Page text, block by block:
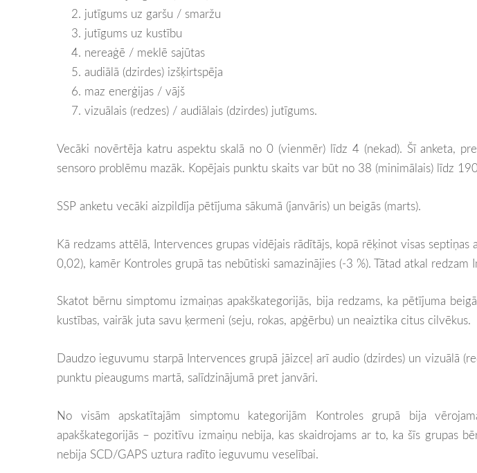
jutīgums uz garšu / smaržu
jutīgums uz kustību
nereaģē / meklē sajūtas
audiālā (dzirdes) izšķirtspēja
maz enerģijas / vājš
vizuālais (redzes) / audiālais (dzirdes) jutīgums.
Vecāki novērtēja katru aspektu skalā no 0 (vienmēr) līdz 4 (nekad). Šī anketa,
sensoro problēmu mazāk. Kopējais punktu skaits var būt no 38 (minimālais) līdz
SSP anketu vecāki aizpildīja pētījuma sākumā (janvāris) un beigās (marts).
Kā redzams attēlā, Intervences grupas vidējais rādītājs, kopā rēķinot visas
0,02), kamēr Kontroles grupā tas nebūtiski samazinājies (-3 %). Tātad atkal
Skatot bērnu simptomu izmaiņas apakškategorijās, bija redzams, ka pētījuma
kustības, vairāk juta savu ķermeni (seju, rokas, apģērbu) un neaiztika citus cilvēkus.
Daudzo ieguvumu starpā Intervences grupā jāizceļ arī audio (dzirdes) un vizuālā
punktu pieaugums martā, salīdzinājumā pret janvāri.
No visām apskatītajām simptomu kategorijām Kontroles grupā bija
apakškategorijās – pozitīvu izmaiņu nebija, kas skaidrojams ar to, ka šīs grupas
nebija SCD/GAPS uztura radīto ieguvumu veselībai.